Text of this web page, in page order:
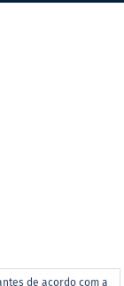
de acordo com a